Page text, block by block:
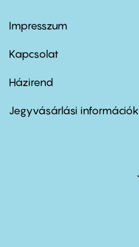
Footer
first
Impresszum
Kapcsolat
Footer
second
Házirend
Jegyvásárlási információk